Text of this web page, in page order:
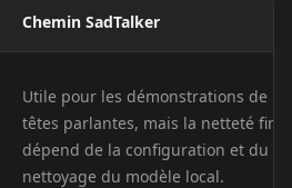
Baby 04 Baby 05
Baby 07 Baby 08
Baby 10 Doctor 01
Chemin SadTalker
Utile pour les démonstrations de
têtes parlantes, mais la netteté
dépend de la configuration et du
nettoyage du modèle local.